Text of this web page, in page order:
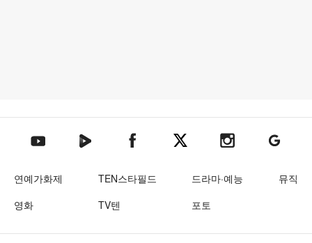
텐아시아 유튜브텐아시아 네이버TV텐아시아 페이스북텐아시아 엑스텐아시아 인스타그램
텐아시아
연예가화제 TEN스타필드 드라마·예능
뮤직
영화
TV텐 포토